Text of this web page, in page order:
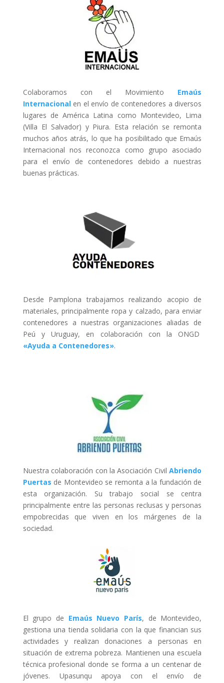
Colaboramos con el Movimiento Emaús
Internacionalen el envío de contenedores a diversos
lugares de América Latina como Montevideo, Lima
(Villa El Salvador) y Piura. Esta relación se remonta
muchos años atrás, lo que ha posibilitado que Emaús
Internacional nos reconozca como grupo asociado
para el envío de contenedores debido a nuestras
buenas prácticas.
Desde Pamplona trabajamos realizando acopio de
materiales, principalmente ropa y calzado, para enviar
contenedores a nuestras organizaciones aliadas de
Peú y Uruguay, en colaboración con la ONGD
«Ayuda a Contenedores».
Nuestra colaboración con la Asociación CivilAbriendo
Puertas de Montevideo se remonta a la fundación de
esta organización. Su trabajo social se centra
principalmente entre las personas reclusas y personas
empobrecidas que viven en los márgenes de la
sociedad.
El grupo de Emaús Nuevo París, de Montevideo,
gestiona una tienda solidaria con la que financian sus
actividades y realizan donaciones a personas en
situación de extrema pobreza. Mantienen una escuela
técnica profesional donde se forma a un centenar de
jóvenes. Upasunqu apoya con el envío de